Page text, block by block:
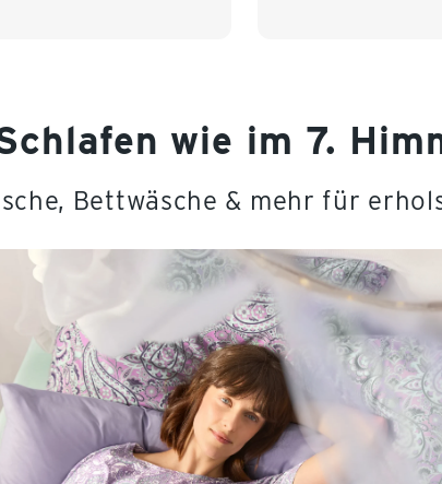
wie im 7.
Bettwäsche & mehr für